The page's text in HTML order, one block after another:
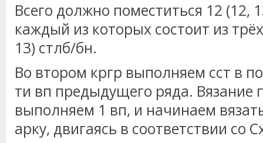
Всего должно поместиться 12 (12,
каждый из которых состоит из
13) стлб/бн.
Во втором кргр выполняем сст в
ти вп предыдущего ряда. Вязание
выполняем 1 вп, и начинаем
арку, двигаясь в соответствии со